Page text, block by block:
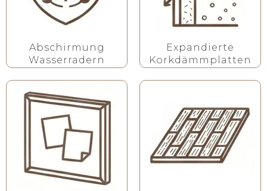
Abschirmung
Wasserradern
Expandierte
Korkdämmplatten